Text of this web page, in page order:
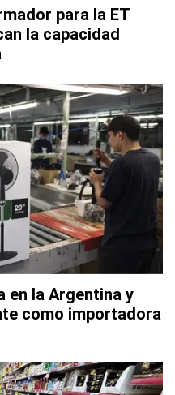
para la ET
la capacidad
en la Argentina y
como importadora